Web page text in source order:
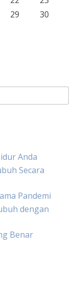
29
30
Anda
Secara
Pandemi
dengan
Benar